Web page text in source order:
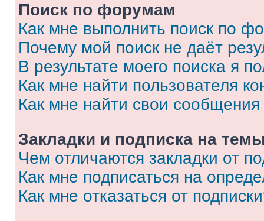
Поиск по форумам
Как мне выполнить поиск по
Почему мой поиск не даёт
В результате моего поиска я
Как мне найти пользователя
Как мне найти свои
Закладки и подписка на
Чем отличаются закладки от
Как мне подписаться на
Как мне отказаться от